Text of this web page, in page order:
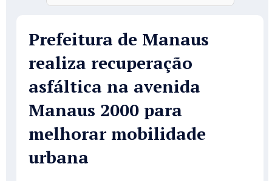
Prefeitura de Manaus
realiza recuperação
asfáltica na avenida
Manaus 2000 para
melhorar mobilidade
urbana